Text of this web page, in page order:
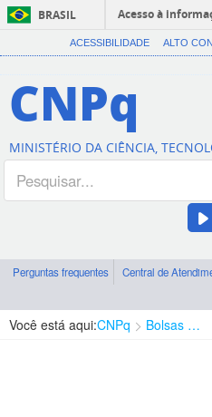
BRASIL
Acesso à
ACESSIBILIDADE ALTO
CNPq
MINISTÉRIO DA CIÊNCIA,
Perguntas frequentes Central de
Você está aqui:CNPq Bolsas e Auxílios Vigentes